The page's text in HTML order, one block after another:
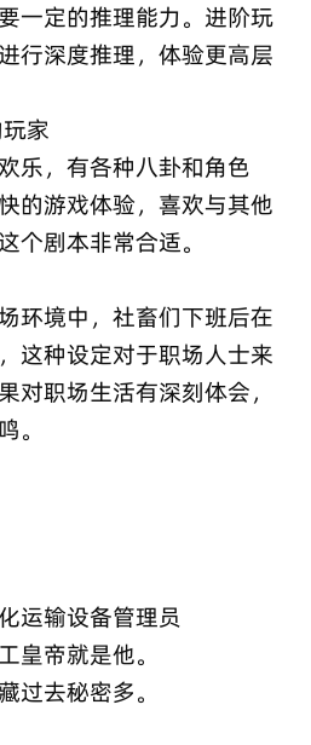
一定的推理能力。进阶玩
行深度推理，体验更高层
家
乐，有各种八卦和角色
的游戏体验，喜欢与其他
个剧本非常合适。
环境中，社畜们下班后在
这种设定对于职场人士来
对职场生活有深刻体会，
。
运输设备管理员
皇帝就是他。
过去秘密多。